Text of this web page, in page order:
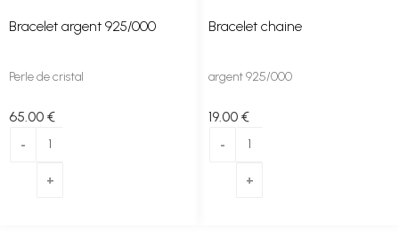
Bracelet argent 925/000
Perle de cristal
65 .00 €
Bracelet chaine
argent 925/000
19.00 €